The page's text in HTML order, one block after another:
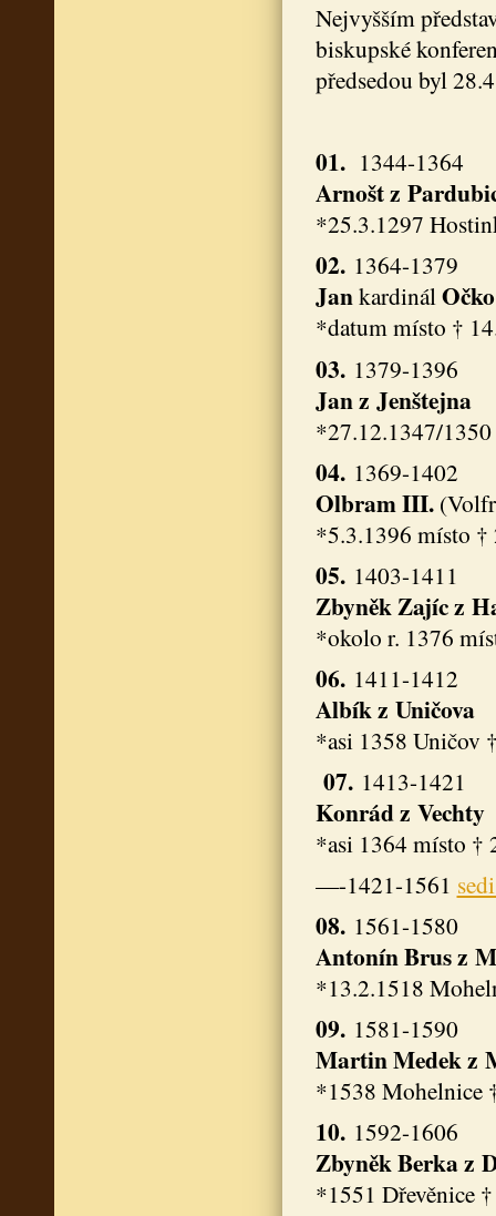
Nejvyšším
biskupské
předsedou byl
01.1344-1364
Arnošt z
*25.3.1297
02.1364-1379
Jankardinál
*datum místo †
03.1379-1396
Jan z Jenštejna
*27.12.1347/
04.1369-1402
Olbram III.
*5.3.1396 místo †
05.1403-1411
Zbyněk Zajíc z
*okolo r. 1376
06.1411-1412
Albík z Uničova
*asi 1358 Uničov
07.1413-1421
Konrád z Vechty
*asi 1364 místo †
—-1421-1561
08.1561-1580
Antonín Brus z
*13.2.1518
09.1581-1590
Martin Medek z
*1538 Mohelnice
10.1592-1606
ZbyněkBerka z
*1551 Dřevěnice